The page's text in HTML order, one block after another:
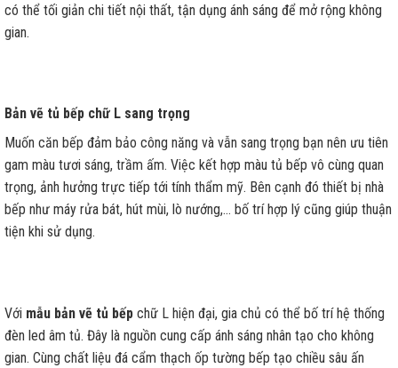
có thể tối giản chi tiết nội thất, tận dụng ánh sáng để mở rộng không
gian.
Bản vẽ tủ bếp chữ L sang trọng
Muốn căn bếp đảm bảo công năng và vẫn sang trọng bạn nên ưu tiên
gam màu tươi sáng, trầm ấm. Việc kết hợp màu tủ bếp vô cùng quan
trọng, ảnh hưởng trực tiếp tới tính thẩm mỹ. Bên cạnh đó thiết bị nhà
bếp như máy rửa bát, hút mùi, lò nướng,… bố trí hợp lý cũng giúp thuận
tiện khi sử dụng.
Với mẫu bản vẽ tủ bếp chữ L hiện đại, gia chủ có thể bố trí hệ thống
đèn led âm tủ. Đây là nguồn cung cấp ánh sáng nhân tạo cho không
gian. Cùng chất liệu đá cẩm thạch ốp tường bếp tạo chiều sâu ấn